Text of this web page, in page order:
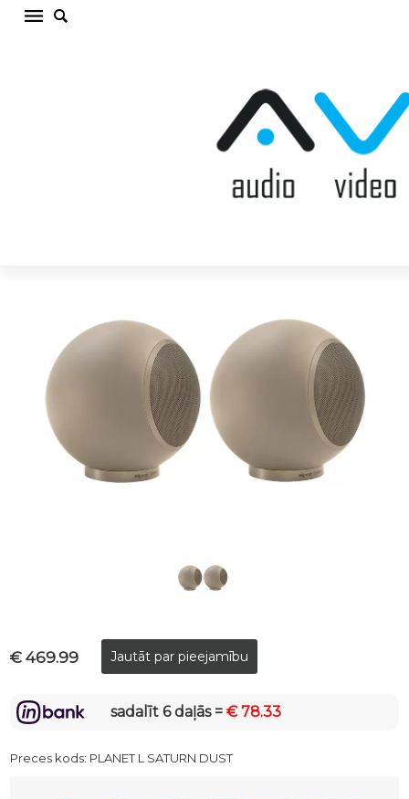
ELIPSON PLANET L SATURN DUST Plaukta
akustiskā sistēma (cena par gab.)
€ 469.99
sadalīt 6 daļās =€ 78.33
Preces kods: PLANET L SATURN DUST